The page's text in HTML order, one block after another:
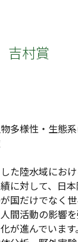
吉村賞
多様性・生態
た陸水域にお
に対して、日
国だけでなく
間活動の影響
が進んでいます